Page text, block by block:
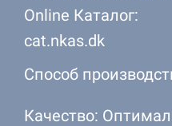
Online Каталог:
cat.nkas.dk
Способ
Качество: Оптимал